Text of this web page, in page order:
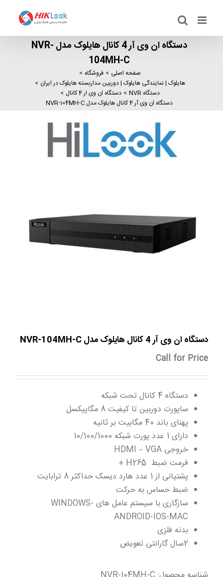
content
دستگاه ان وی آر 4 کانال هایلوک مدل NVR-
104MH-C
صفحه اصلی
فروشگاه
هایلوک | نمایندگی هایلوک | دوربین مداربسته هایلوک در ایران
دستگاه NVR
دستگاه ان وی ار 4 کانال
دستگاه ان وی آر 4 کانال هایلوک مدل NVR-104MH-C
دستگاه ان وی آر 4 کانال هایلوک مدل NVR-104MH-C
Call for Price
دستگاه 4 کانال تحت شبکه
ساپورت دوربین تا کیفیت 8 مگاپیکسل
پهنای باند 40 مگابیت بر ثانیه
دارای 1 عدد پورت شبکه 10/100/1000
خروجی HDMI – VGA
فرمت ضبط H265 +
پشتیانی از 1 عدد هارد دیسک حداکثر 8 ترابایت
ضبط حساس به حرکت
سازگاری با سیستم عامل های WINDOWS-
ANDROID-IOS-MAC
بدنه فلزی
2سال گارانتی تعویض